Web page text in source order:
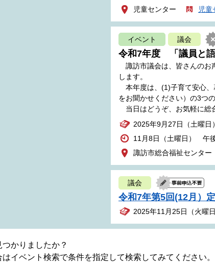
児童センター
児童
イベント 議会
令和7年度 「議員と語
諏訪市議会は、皆さんのお
します。
本年度は、(1)子育て安心
をお聞かせください）の3つ
当日はどうぞ、お気軽に総
2025年9月27日（土曜日
11月8日（土曜日） 午
諏訪市総合福祉センタ
議会
令和7年第5回(12月）
2025年11月25日（火曜
かりましたか？
イベント検索で条件を指定して検索してみてください。